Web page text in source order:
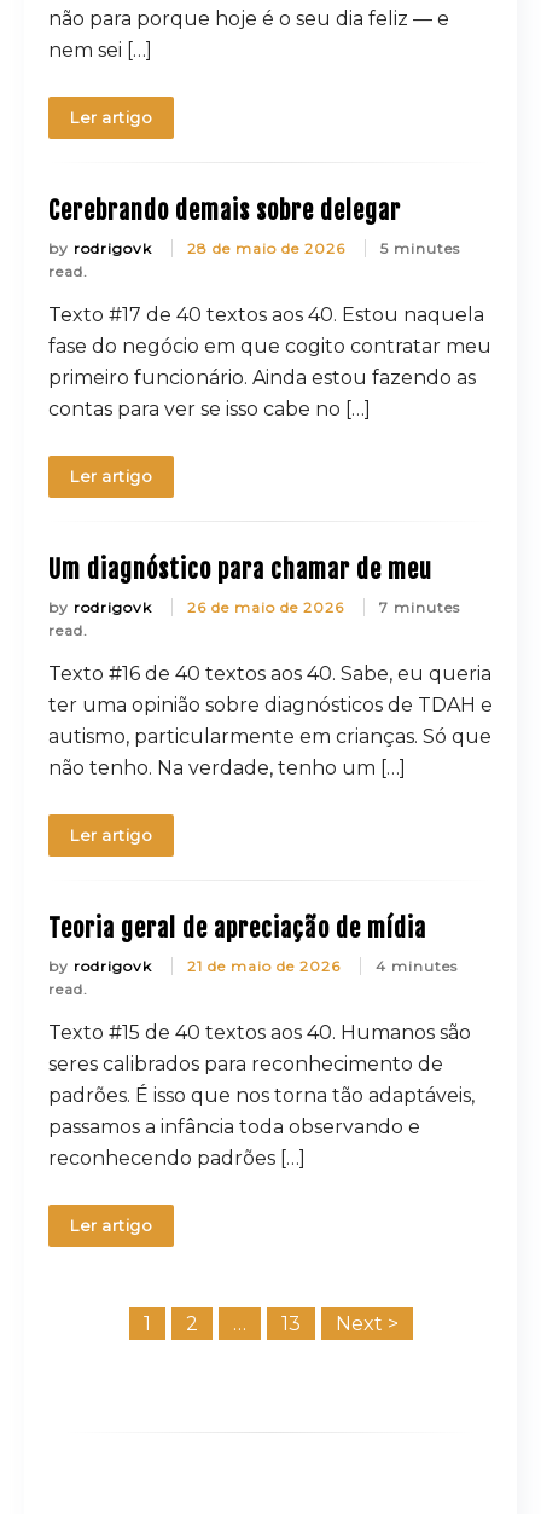
não para porque hoje é o seu dia feliz — e
nem sei […]
Ler artigo
Cerebrando demais sobre delegar
by rodrigovk 28 de maio de 2026
5 minutes
read.
Texto #17 de 40 textos aos 40. Estou naquela
fase do negócio em que cogito contratar meu
primeiro funcionário. Ainda estou fazendo as
contas para ver se isso cabe no […]
Ler artigo
Um diagnóstico para chamar de meu
by rodrigovk 26 de maio de 2026
7 minutes
read.
Texto #16 de 40 textos aos 40. Sabe, eu queria
ter uma opinião sobre diagnósticos de TDAH e
autismo, particularmente em crianças. Só que
não tenho. Na verdade, tenho um […]
Ler artigo
Teoria geral de apreciação de mídia
by rodrigovk 21 de maio de 2026
4 minutes
read.
Texto #15 de 40 textos aos 40. Humanos são
seres calibrados para reconhecimento de
padrões. É isso que nos torna tão adaptáveis,
passamos a infância toda observando e
reconhecendo padrões […]
Ler artigo
Paginação
1 2 … 13 Next >